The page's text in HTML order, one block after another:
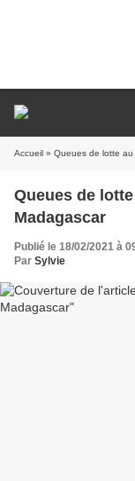
Accueil » Queues de lotte
Queues de
Madagascar
Publié le 18/02/2021 à
Par Sylvie